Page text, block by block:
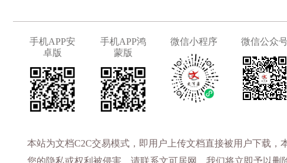
手机APP安
卓版
手机APP鸿
蒙版
微信小程序 微信公众
本站为文档C2C交易模式，即用户上传文档直接被用户下载
您的隐私或权利被侵害，请联系文可居网，我们将立即予以删